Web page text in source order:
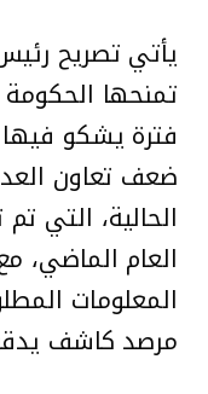
يأتي تصريح
تمنحها
فترة يشكو
ضعف تعاون
الحالية، التي
العام الماضي،
المعلومات
مرصد كاشف